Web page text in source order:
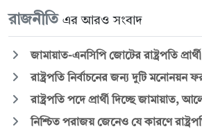
রাজনীতি এর আরও সংবাদ
জামায়াত-এনসিপি জোটের রাষ্ট্রপতি
রাষ্ট্রপতি নির্বাচনের জন্য দুটি মনোনয়ন
রাষ্ট্রপতি পদে প্রার্থী দিচ্ছে জামায়াত,
নিশ্চিত পরাজয় জেনেও যে কারণে